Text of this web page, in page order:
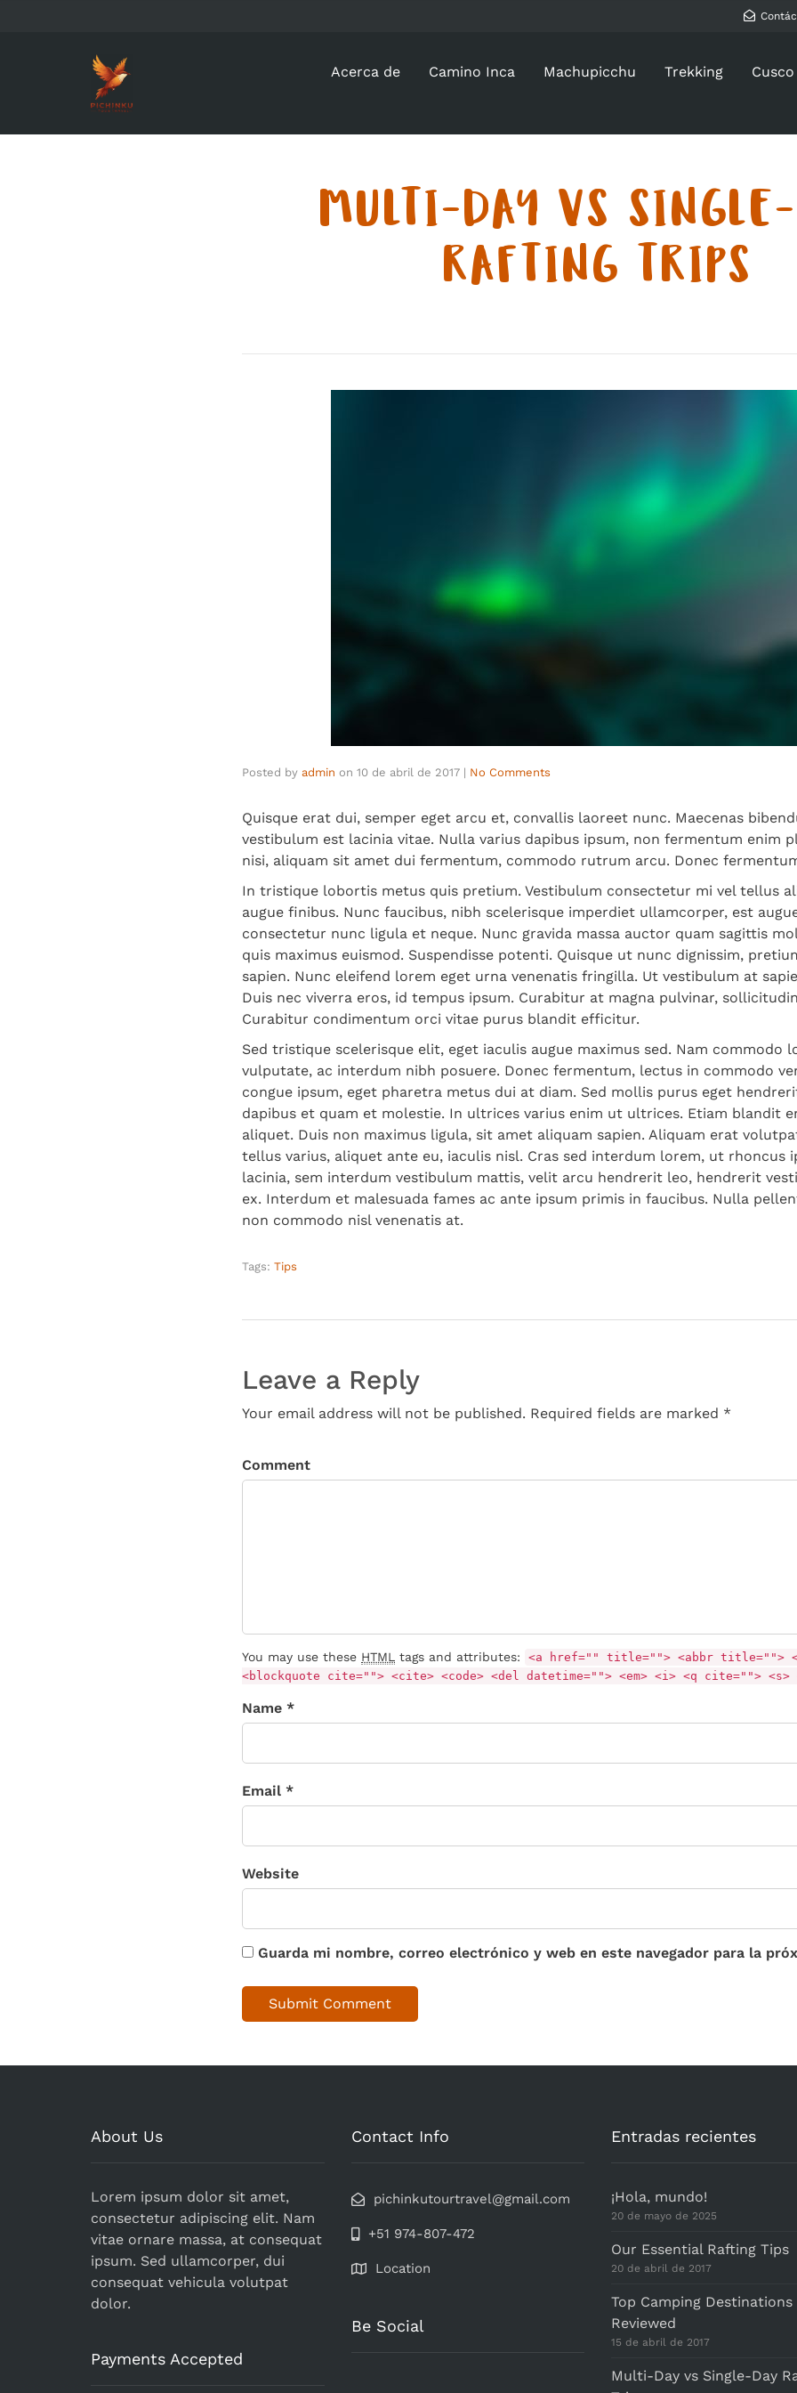
Acerca de Camino Inca Machupicchu Trekking
MULTI-DAY VS
RAFTING TRIPS
Posted by admin on 10 de abril de 2017 | No Comments
Quisque erat dui, semper eget arcu et, convallis laoreet nunc. Maecenas
vestibulum est lacinia vitae. Nulla varius dapibus ipsum, non fermentum enim
nisi, aliquam sit amet dui fermentum, commodo rutrum arcu. Donec
In tristique lobortis metus quis pretium. Vestibulum consectetur mi vel tellus
augue finibus. Nunc faucibus, nibh scelerisque imperdiet ullamcorper, est
consectetur nunc ligula et neque. Nunc gravida massa auctor quam sagittis
quis maximus euismod. Suspendisse potenti. Quisque ut nunc dignissim,
sapien. Nunc eleifend lorem eget urna venenatis fringilla. Ut vestibulum at
Duis nec viverra eros, id tempus ipsum. Curabitur at magna pulvinar,
Curabitur condimentum orci vitae purus blandit efficitur.
Sed tristique scelerisque elit, eget iaculis augue maximus sed. Nam commodo
vulputate, ac interdum nibh posuere. Donec fermentum, lectus in commodo
congue ipsum, eget pharetra metus dui at diam. Sed mollis purus eget
dapibus et quam et molestie. In ultrices varius enim ut ultrices. Etiam blandit
aliquet. Duis non maximus ligula, sit amet aliquam sapien. Aliquam erat
tellus varius, aliquet ante eu, iaculis nisl. Cras sed interdum lorem, ut rhoncus
lacinia, sem interdum vestibulum mattis, velit arcu hendrerit leo, hendrerit
ex. Interdum et malesuada fames ac ante ipsum primis in faucibus. Nulla
non commodo nisl venenatis at.
Tags: Tips
Leave a Reply
Your email address will not be published. Required fields are marked *
Comment
You may use these HTML tags and attributes:
<a href="" title=""> <abbr title="">
<blockquote cite=""> <cite> <code> <del datetime=""> <em> <i> <q cite="">
Name *
Email *
Website
Guarda mi nombre, correo electrónico y web en este navegador para la
About Us
Lorem ipsum dolor sit amet,
consectetur adipiscing elit. Nam
vitae ornare massa, at consequat
ipsum. Sed ullamcorper, dui
consequat vehicula volutpat
dolor.
Payments Accepted
Contact Info
pichinkutourtravel@gmail.com
+51 974-807-472
Location
Be Social
Entradas recientes
¡Hola, mundo!
20 de mayo de 2025
Our Essential Rafting Tips
20 de abril de 2017
Top Camping Destinations
Reviewed
15 de abril de 2017
Multi-Day vs Single-Day